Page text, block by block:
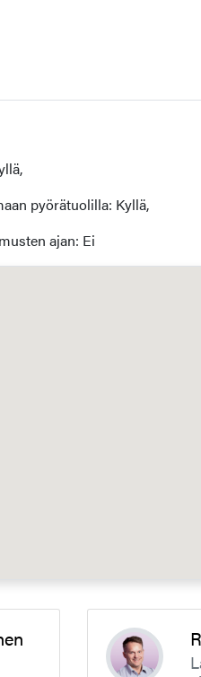
pyörätuolilla: Kyllä,
ajan: Ei